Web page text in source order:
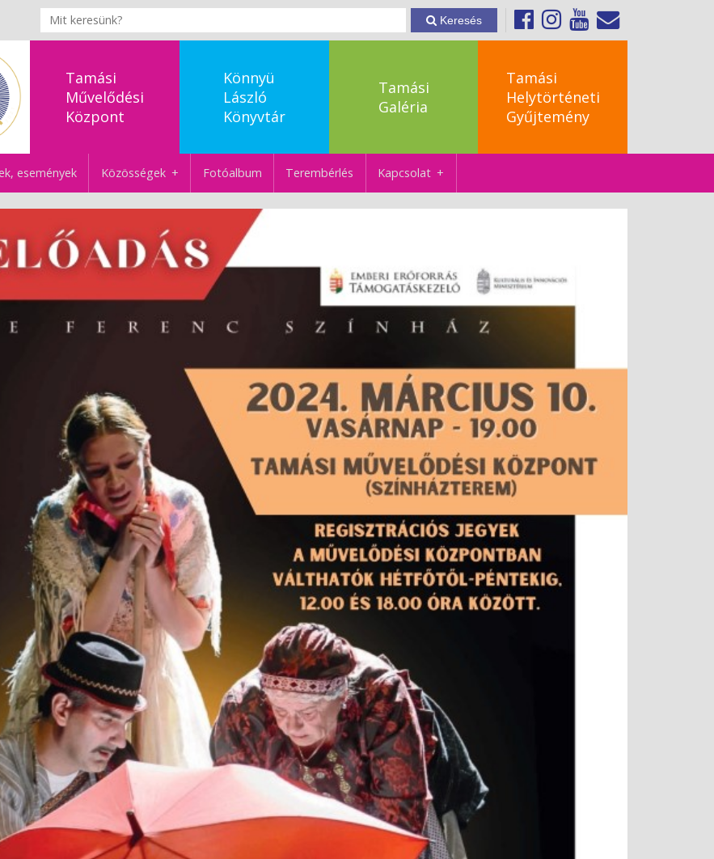
Keresés
Tamási
Művelődési
Központ
Könnyü
László
Könyvtár
Tamási
Galéria
Tamási
Helytörténeti
Gyűjtemény
események Közösségek Fotóalbum Terembérlés Kapcsolat